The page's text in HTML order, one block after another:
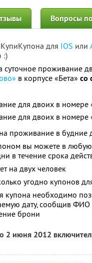
Вопросы
для IOS или
:)
суточное проживание
в корпусе «Бета» со
для двоих в номере
для двоих в номере
проживание в будние
вы можете в любую
в течение срока
на двух человек
угодно купонов
купона необходимо
дату, сообщив
брони
2 июня 2012